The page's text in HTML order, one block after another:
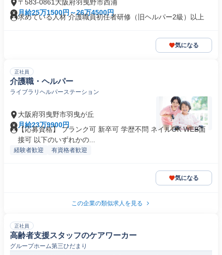
〒583-0861大阪府羽曳野市西浦
月給25万1500円～26万4500円
求めている人材 介護職員初任者研修（旧ヘルパー2級）以上
気になる
正社員
介護職・ヘルパー
ライブラリヘルパーステーション
大阪府羽曳野市羽曳が丘
月給23万9900円
【応募資格】 ブランク可 新卒可 学歴不問 ネイルOK WEB面
接可 以下のいずれかの...
経験者歓迎 有資格者歓迎
気になる
この企業の類似求人を見る
正社員
高齢者支援スタッフのケアワーカー
グループホーム第三ひだまり